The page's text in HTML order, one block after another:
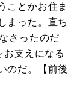
ことかお住ま
まった。直ち
さったのだ
お支えになる
のだ。【前後